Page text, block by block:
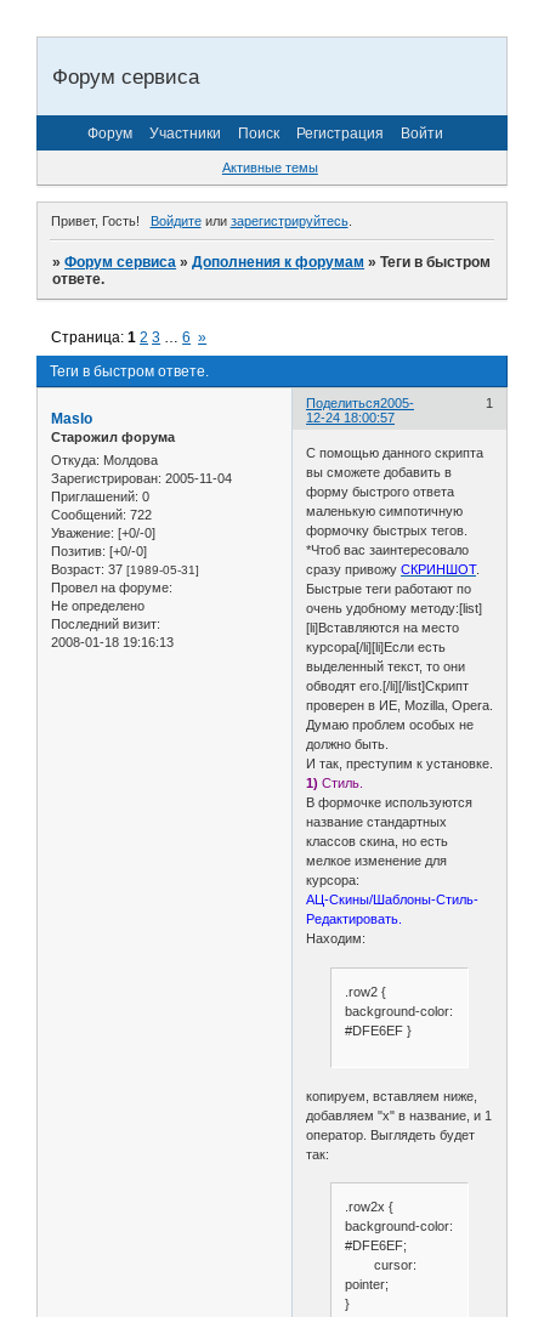
Форум сервиса
Форум Участники Поиск Регистрация Войти
Активные темы
Привет, Гость! Войдитеили зарегистрируйтесь.
»Форум сервиса »Дополнения к форумам »Теги в быстром
ответе.
Теги в быстром ответе.
Страница:1 2 3 … 6 »
Поделиться 1
2005-
12-24 18:00:57
Maslo
Старожил форума
Откуда: Молдова
Зарегистрирован: 2005-11-04
Приглашений: 0
Сообщений: 722
Уважение: [+0/-0]
Позитив: [+0/-0]
Возраст: 37 [1989-05-31]
Провел на форуме:
Не определено
Последний визит:
2008-01-18 19:16:13
С помощью данного скрипта
вы сможете добавить в
форму быстрого ответа
маленькую симпотичную
формочку быстрых тегов.
*Чтоб вас заинтересовало
сразу привожуСКРИНШОТ.
Быстрые теги работают по
очень удобному методу:[list]
[li]Вставляются на место
курсора[/li][li]Если есть
выделенный текст, то они
обводят его.[/li][/list]Скрипт
проверен в ИЕ, Mozilla, Opera.
Думаю проблем особых не
должно быть.
И так, преступим к установке.
1) Стиль.
В формочке используются
название стандартных
классов скина, но есть
мелкое изменение для
курсора:
АЦ-Скины/Шаблоны-Стиль-
Редактировать.
Находим:
.row2 {
background-color:
#DFE6EF }
копируем, вставляем ниже,
добавляем "x" в название, и 1
оператор. Выглядеть будет
так:
.row2x {
background-color:
#DFE6EF;
cursor:
pointer;
}